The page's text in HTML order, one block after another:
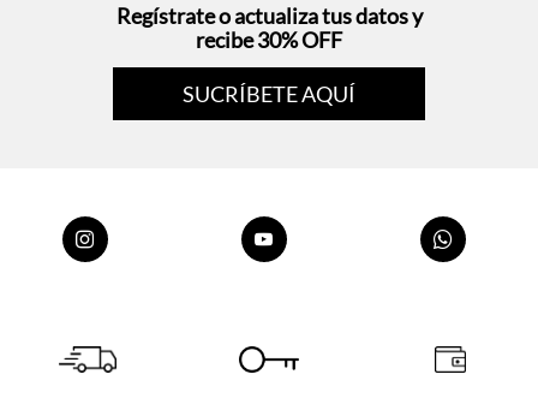
Regístrate o actualiza tus datos y
recibe 30% OFF
SUCRÍBETE AQUÍ